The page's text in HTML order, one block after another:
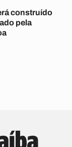
construído
pela